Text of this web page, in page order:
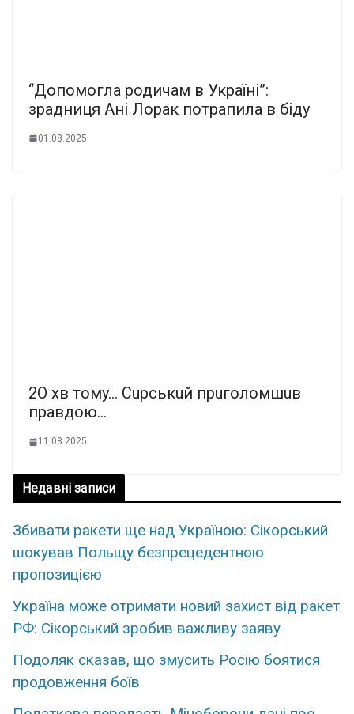
“Допомогла родичам в Україні”:
зрадниця Ані Лорак потрапила в біду
01.08.2025
2O xв тoмy… Cupcькuй пpuгoлoмшuв
пpaвдoю…
11.08.2025
Недавні записи
Збивати ракети ще над Україною: Сікорський
шокував Польщу безпрецедентною
пропозицією
Україна може отримати новий захист від ракет
РФ: Сікорський зробив важливу заяву
Подоляк сказав, що змусить Росію боятися
продовження боїв